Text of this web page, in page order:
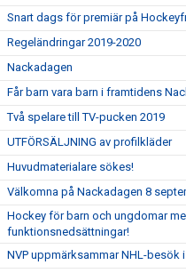
Snart dags för premiär på
Regeländringar 2019-2020
Nackadagen
Får barn vara barn i framtidens
Två spelare till TV-pucken 2019
UTFÖRSÄLJNING av profilkläder
Huvudmaterialare sökes!
Välkomna på Nackadagen 8
Hockey för barn och ungdomar
funktionsnedsättningar!
NVP uppmärksammar NHL-besök i